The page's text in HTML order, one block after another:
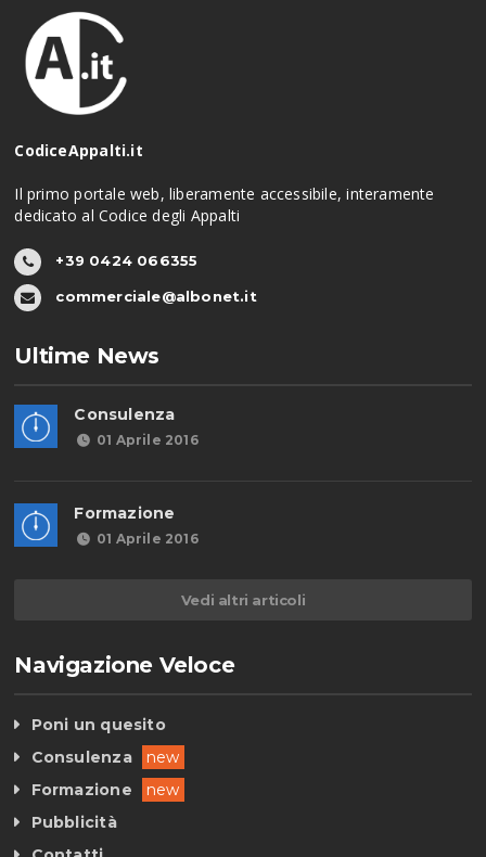
CodiceAppalti.it
Il primo portale web, liberamente accessibile, interamente
dedicato al Codice degli Appalti
+39 0424 066355
commerciale@albonet.it
Ultime News
Consulenza
01 Aprile 2016
Formazione
01 Aprile 2016
Vedi altri articoli
Navigazione Veloce
Poni un quesito
Consulenza
new
Formazione
new
Pubblicità